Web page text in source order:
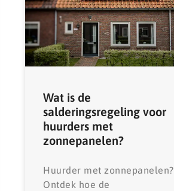
Wat is de
salderingsregeling voor
huurders met
zonnepanelen?
Huurder met zonnepanelen?
Ontdek hoe de